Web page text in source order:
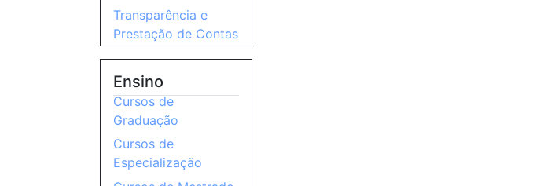
Transparência e
Prestação de Contas
Ensino
Cursos de
Graduação
Cursos de
Especialização